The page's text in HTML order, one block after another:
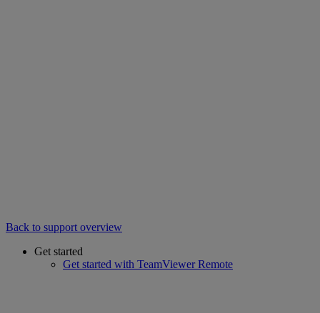
Back to support overview
Get started
Get started with TeamViewer Remote